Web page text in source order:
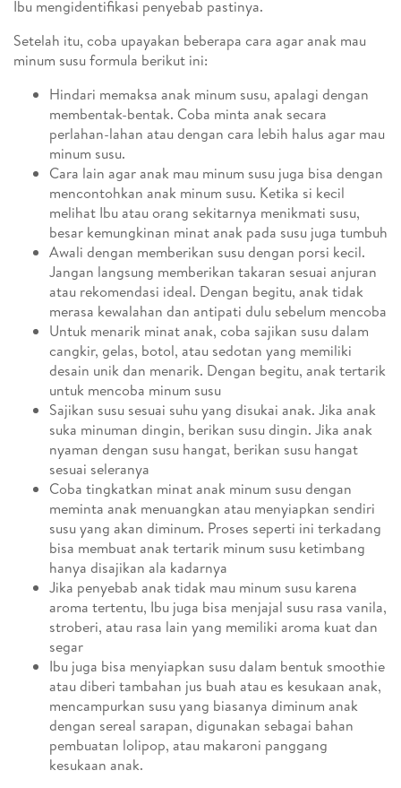
Ibu mengidentifikasi penyebab pastinya.
Setelah itu, coba upayakan beberapa cara agar anak mau
minum susu formula berikut ini:
Hindari memaksa anak minum susu, apalagi dengan
membentak-bentak. Coba minta anak secara
perlahan-lahan atau dengan cara lebih halus agar mau
minum susu.
Cara lain agar anak mau minum susu juga bisa dengan
mencontohkan anak minum susu. Ketika si kecil
melihat Ibu atau orang sekitarnya menikmati susu,
besar kemungkinan minat anak pada susu juga tumbuh
Awali dengan memberikan susu dengan porsi kecil.
Jangan langsung memberikan takaran sesuai anjuran
atau rekomendasi ideal. Dengan begitu, anak tidak
merasa kewalahan dan antipati dulu sebelum mencoba
Untuk menarik minat anak, coba sajikan susu dalam
cangkir, gelas, botol, atau sedotan yang memiliki
desain unik dan menarik. Dengan begitu, anak tertarik
untuk mencoba minum susu
Sajikan susu sesuai suhu yang disukai anak. Jika anak
suka minuman dingin, berikan susu dingin. Jika anak
nyaman dengan susu hangat, berikan susu hangat
sesuai seleranya
Coba tingkatkan minat anak minum susu dengan
meminta anak menuangkan atau menyiapkan sendiri
susu yang akan diminum. Proses seperti ini terkadang
bisa membuat anak tertarik minum susu ketimbang
hanya disajikan ala kadarnya
Jika penyebab anak tidak mau minum susu karena
aroma tertentu, Ibu juga bisa menjajal susu rasa vanila,
stroberi, atau rasa lain yang memiliki aroma kuat dan
segar
Ibu juga bisa menyiapkan susu dalam bentuk smoothie
atau diberi tambahan jus buah atau es kesukaan anak,
mencampurkan susu yang biasanya diminum anak
dengan sereal sarapan, digunakan sebagai bahan
pembuatan lolipop, atau makaroni panggang
kesukaan anak.